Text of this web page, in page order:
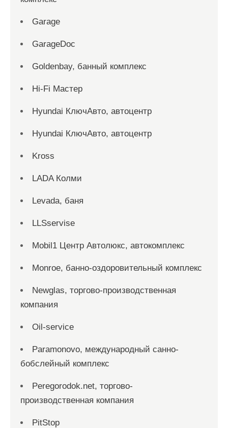
Garage
GarageDoc
Goldenbay, банный комплекс
Hi-Fi Мастер
Hyundai КлючАвто, автоцентр
Hyundai КлючАвто, автоцентр
Kross
LADA Колми
Levada, баня
LLSservise
Mobil1 Центр Автолюкс, автокомплекс
Monroe, банно-оздоровительный комплекс
Newglas, торгово-производственная
компания
Oil-service
Paramonovo, международный санно-
бобслейный комплекс
Peregorodok.net, торгово-
производственная компания
PitStop